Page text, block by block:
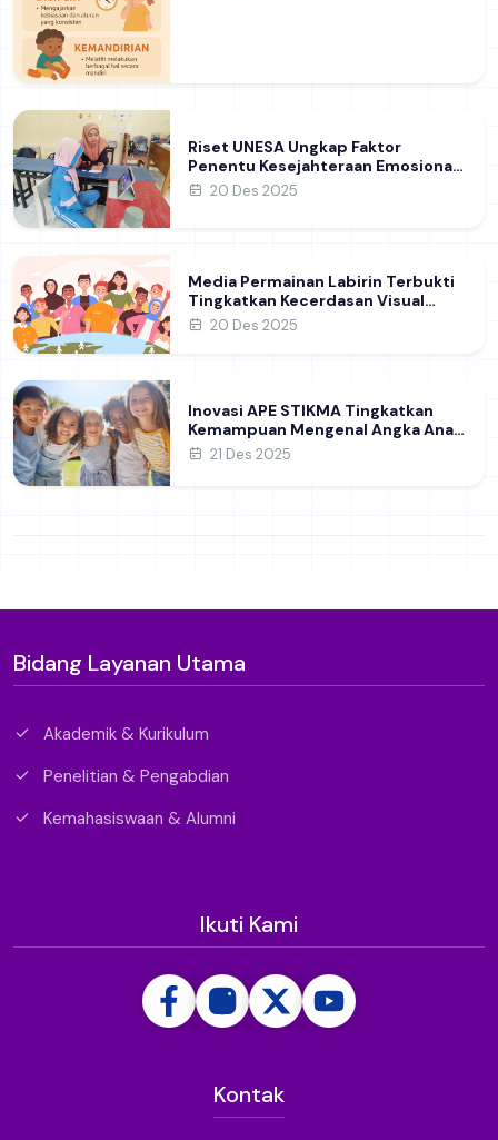
Riset UNESA Ungkap Faktor
Penentu Kesejahteraan Emosional
Ibu di Indonesia
20 Des 2025
Media Permainan Labirin Terbukti
Tingkatkan Kecerdasan Visual
Spasial Anak Usia Dini
20 Des 2025
Inovasi APE STIKMA Tingkatkan
Kemampuan Mengenal Angka Anak
Usia Dini
21 Des 2025
Bidang Layanan Utama
Akademik & Kurikulum
Penelitian & Pengabdian
Kemahasiswaan & Alumni
Ikuti Kami
Kontak